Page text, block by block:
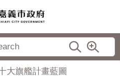
大旗艦計畫藍圖